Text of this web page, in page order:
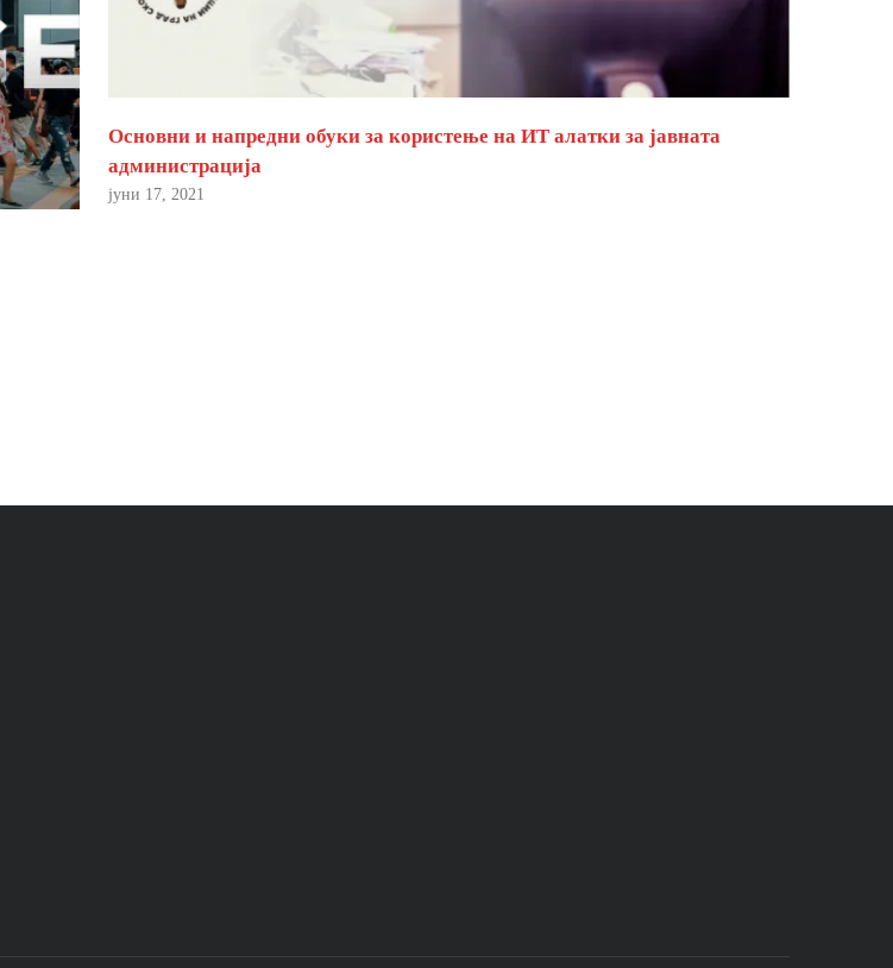
Основни и напредни обуки за користење на ИТ алатки за јавната
администрација
јуни 17, 2021